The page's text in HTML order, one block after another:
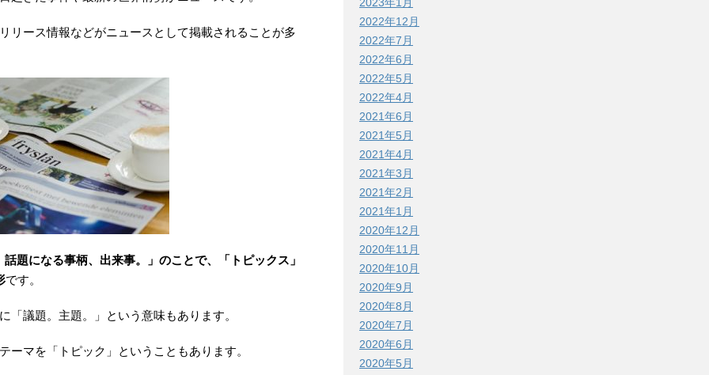
リース情報などがニュースとして掲載されることが多
話題になる事柄、出来事。」のことで、「トピックス」
です。
「議題。主題。」という意味もあります。
ーマを「トピック」ということもあります。
2022年12月
2022年7月
2022年6月
2022年5月
2022年4月
2021年6月
2021年5月
2021年4月
2021年3月
2021年2月
2021年1月
2020年12月
2020年11月
2020年10月
2020年9月
2020年8月
2020年7月
2020年6月
2020年5月